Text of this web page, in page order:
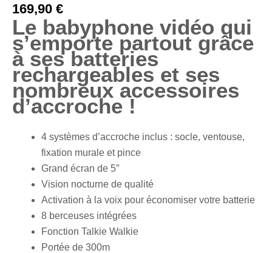
169,90 €
Le babyphone vidéo qui
s’emporte partout grâce
à ses batteries
rechargeables et ses
nombreux accessoires
d’accroche !
4 systèmes d’accroche inclus : socle, ventouse,
fixation murale et pince
Grand écran de 5″
Vision nocturne de qualité
Activation à la voix pour économiser votre batterie
8 berceuses intégrées
Fonction Talkie Walkie
Portée de 300m